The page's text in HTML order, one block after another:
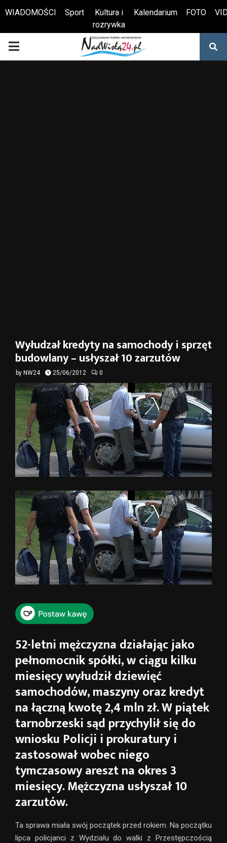
Otwórz pasek narzędzi
WIADOMOŚCI Sport
Kultura i
rozrywka
Kalendarium FOTO
PRIMARY
Wyłudzał kredyty na samochody i sprzęt
budowlany – usłyszał 10 zarzutów
by NW24 25/06/2012 0
52-letni mężczyzna działając jako
pełnomocnik spółki, w ciągu kilku
miesięcy wyłudził dziewięć
samochodów, maszyny oraz kredyt
na łączną kwotę 2,4 mln zł. W piątek
tarnobrzeski sąd przychylił się do
wniosku Policji i prokuratury i
zastosował wobec niego
tymczasowy areszt na okres 3
miesięcy. Mężczyzna usłyszał 10
zarzutów.
Ta sprawa miała swój początek przed rokiem. Na początku
lipca policjanci z Wydziału do walki z Przestępczością